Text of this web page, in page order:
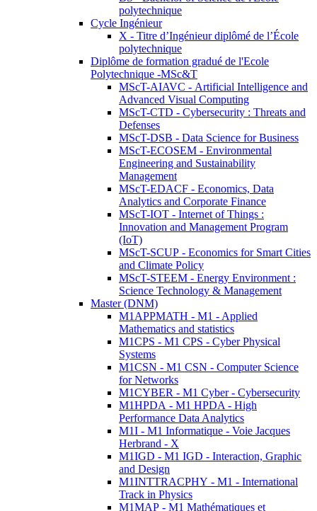
polytechnique
Cycle Ingénieur
X - Titre d’Ingénieur diplômé de l’École
polytechnique
Diplôme de formation gradué de l'Ecole
Polytechnique -MSc&T
MScT-AIAVC - Artificial Intelligence and
Advanced Visual Computing
MScT-CTD - Cybersecurity : Threats and
Defenses
MScT-DSB - Data Science for Business
MScT-ECOSEM - Environmental
Engineering and Sustainability
Management
MScT-EDACF - Economics, Data
Analytics and Corporate Finance
MScT-IOT - Internet of Things :
Innovation and Management Program
(IoT)
MScT-SCUP - Economics for Smart Cities
and Climate Policy
MScT-STEEM - Energy Environment :
Science Technology & Management
Master (DNM)
M1APPMATH - M1 - Applied
Mathematics and statistics
M1CPS - M1 CPS - Cyber Physical
Systems
M1CSN - M1 CSN - Computer Science
for Networks
M1CYBER - M1 Cyber - Cybersecurity
M1HPDA - M1 HPDA - High
Performance Data Analytics
M1I - M1 Informatique - Voie Jacques
Herbrand - X
M1IGD - M1 IGD - Interaction, Graphic
and Design
M1INTTRACPHY - M1 - International
Track in Physics
M1MAP - M1 Mathématiques et